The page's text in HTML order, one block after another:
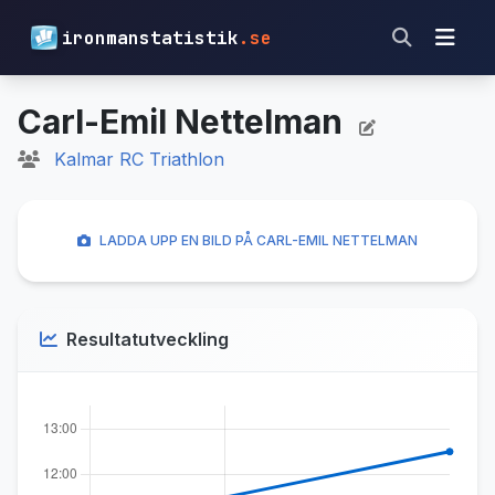
ironmanstatistik.se
Carl-Emil Nettelman
Kalmar RC Triathlon
LADDA UPP EN BILD PÅ CARL-EMIL NETTELMAN
Resultatutveckling